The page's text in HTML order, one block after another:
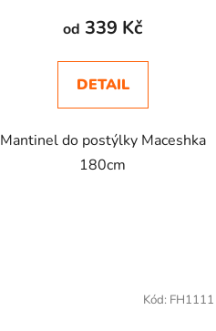
od 339 Kč
DETAIL
Mantinel do postýlky Maceshka
180cm
Kód: FH1111